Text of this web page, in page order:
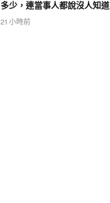
多少，連當事人都說沒人知道
21 小時前